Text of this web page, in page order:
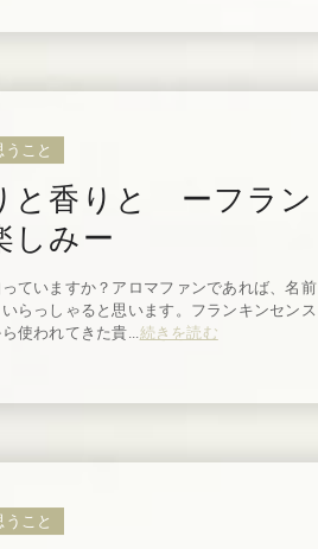
こと
と香りと ーフラン
しみー
ていますか？アロマファンであれば、名前
らっしゃると思います。フランキンセンス
使われてきた貴... 続きを読む
こと